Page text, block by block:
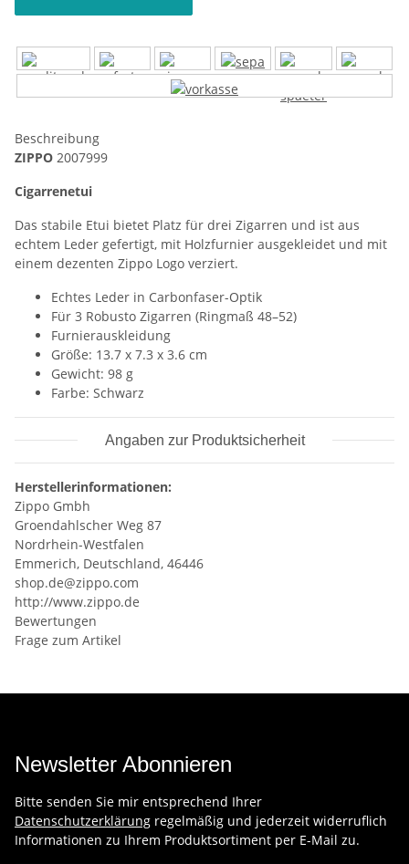
Beschreibung
ZIPPO 2007999
Cigarrenetui
Das stabile Etui bietet Platz für drei Zigarren und ist aus
echtem Leder gefertigt, mit Holzfurnier ausgekleidet und mit
einem dezenten Zippo Logo verziert.
Echtes Leder in Carbonfaser-Optik
Für 3 Robusto Zigarren (Ringmaß 48–52)
Furnierauskleidung
Größe: 13.7 x 7.3 x 3.6 cm
Gewicht: 98 g
Farbe: Schwarz
Angaben zur Produktsicherheit
Herstellerinformationen:
Zippo Gmbh
Groendahlscher Weg 87
Nordrhein-Westfalen
Emmerich, Deutschland, 46446
shop.de@zippo.com
http://www.zippo.de
Bewertungen
Frage zum Artikel
Newsletter Abonnieren
Bitte senden Sie mir entsprechend Ihrer
Datenschutzerklärung regelmäßig und jederzeit widerruflich
Informationen zu Ihrem Produktsortiment per E-Mail zu.